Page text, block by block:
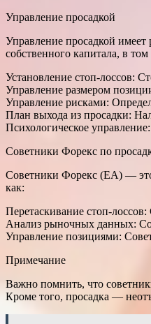
Управление просадкой
Управление просадкой
собственного капитала, в том
Установление стоп-лоссов:
Управление размером
Управление рисками:
План выхода из просадки:
Психологическое
Советники Форекс по
Советники Форекс (EA) — это
как:
Перетаскивание стоп-
Анализ рыночных данных:
Управление позициями:
Примечание
Важно помнить, что
Кроме того, просадка —